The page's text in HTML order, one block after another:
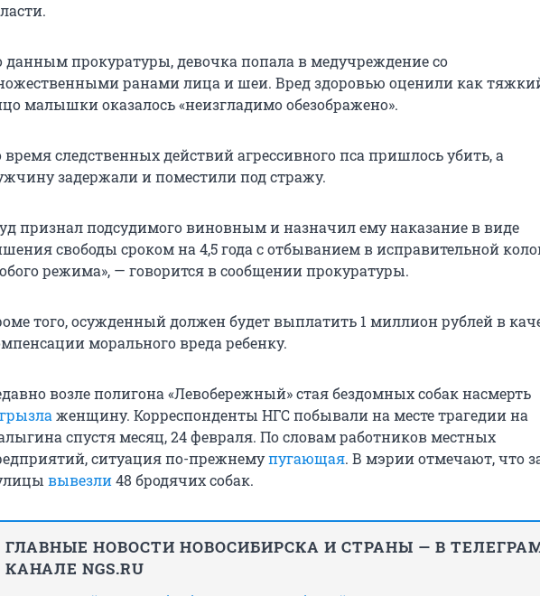
данным прокуратуры, девочка попала в медучреждение со
ранами лица и шеи. Вред здоровью оценили как
малышки оказалось «неизгладимо обезображено».
время следственных действий агрессивного пса пришлось убить, а
задержали и поместили под стражу.
признал подсудимого виновным и назначил ему наказание в виде
свободы сроком на 4,5 года с отбыванием в исправительной
режима», — говорится в сообщении прокуратуры.
того, осужденный должен будет выплатить 1 миллион рублей в
морального вреда ребенку.
возле полигона «Левобережный» стая бездомных собак насмерть
женщину. Корреспонденты НГС побывали на месте трагедии на
спустя месяц, 24 февраля. По словам работников местных
ситуация по-прежнемупугающая. В мэрии отмечают, что
вывезли48 бродячих собак.
ГЛАВНЫЕ НОВОСТИ НОВОСИБИРСКА И СТРАНЫ — В
КАНАЛЕ NGS.RU